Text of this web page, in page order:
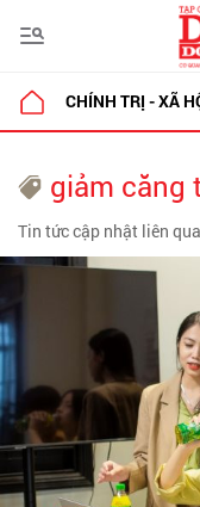
CHÍNH TRỊ - XÃ
giảm căng
Tin tức cập nhật liên